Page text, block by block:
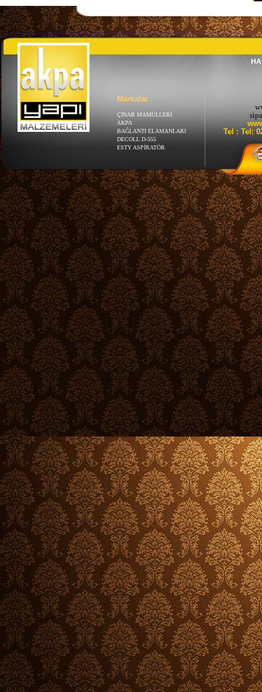
Markalar
ÇINAR MAMÜLLERİ
AKPA
BAĞLANTI ELAMANLARI
DECOLL D-555
ESTY ASPİRATÖR
Tel : Tel: